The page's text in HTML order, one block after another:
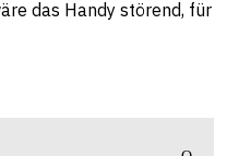
das Handy störend, für